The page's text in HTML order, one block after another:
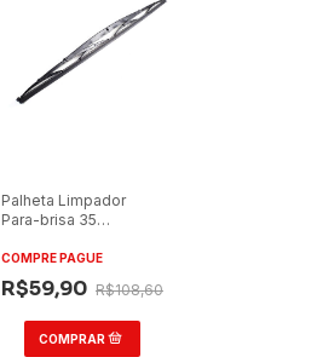
Palheta Limpador
Para-brisa 35
Caio/Comil/Neobus
Mega BRT
COMPRE PAGUE
R$59,90 R$108,60